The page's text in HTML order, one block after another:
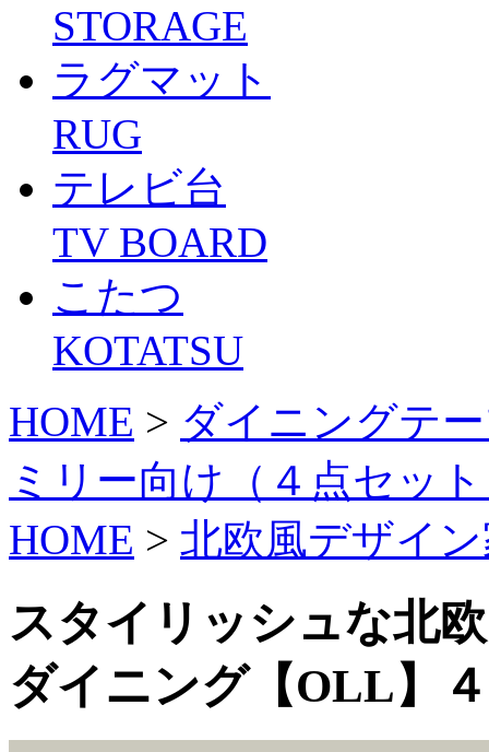
STORAGE
ラグマット
RUG
テレビ台
TV BOARD
こたつ
KOTATSU
HOME > ダイニングテ
ミリー向け（４点セッ
HOME > 北欧風デザイ
スタイリッシュな北
ダイニング【OLL】